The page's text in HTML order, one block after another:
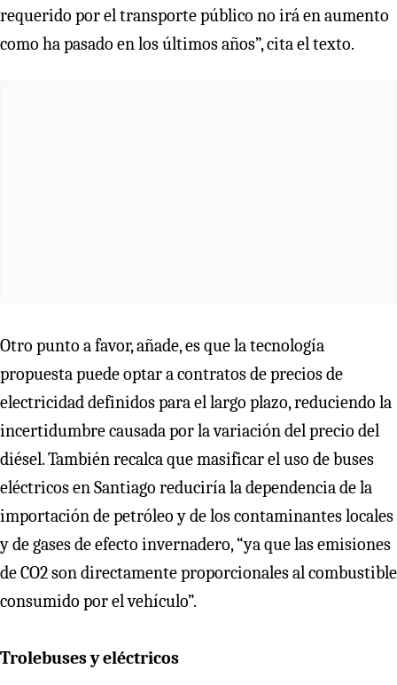
requerido por el transporte público no irá en aumento
como ha pasado en los últimos años”, cita el texto.
Otro punto a favor, añade, es que la tecnología
propuesta puede optar a contratos de precios de
electricidad definidos para el largo plazo, reduciendo la
incertidumbre causada por la variación del precio del
diésel. También recalca que masificar el uso de buses
eléctricos en Santiago reduciría la dependencia de la
importación de petróleo y de los contaminantes locales
y de gases de efecto invernadero, “ya que las emisiones
de CO2 son directamente proporcionales al combustible
consumido por el vehículo”.
Trolebuses y eléctricos